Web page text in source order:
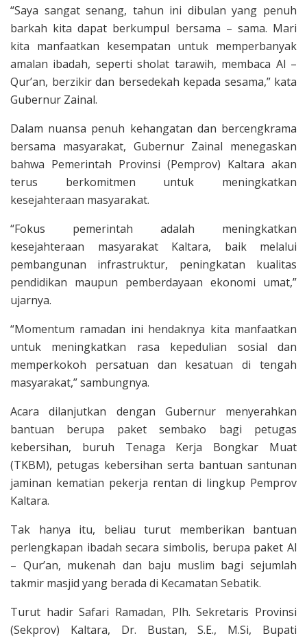
“Saya sangat senang, tahun ini dibulan yang penuh
barkah kita dapat berkumpul bersama – sama. Mari
kita manfaatkan kesempatan untuk memperbanyak
amalan ibadah, seperti sholat tarawih, membaca Al –
Qur’an, berzikir dan bersedekah kepada sesama,” kata
Gubernur Zainal.
Dalam nuansa penuh kehangatan dan bercengkrama
bersama masyarakat, Gubernur Zainal menegaskan
bahwa Pemerintah Provinsi (Pemprov) Kaltara akan
terus berkomitmen untuk meningkatkan
kesejahteraan masyarakat.
“Fokus pemerintah adalah meningkatkan
kesejahteraan masyarakat Kaltara, baik melalui
pembangunan infrastruktur, peningkatan kualitas
pendidikan maupun pemberdayaan ekonomi umat,”
ujarnya.
“Momentum ramadan ini hendaknya kita manfaatkan
untuk meningkatkan rasa kepedulian sosial dan
memperkokoh persatuan dan kesatuan di tengah
masyarakat,” sambungnya.
Acara dilanjutkan dengan Gubernur menyerahkan
bantuan berupa paket sembako bagi petugas
kebersihan, buruh Tenaga Kerja Bongkar Muat
(TKBM), petugas kebersihan serta bantuan santunan
jaminan kematian pekerja rentan di lingkup Pemprov
Kaltara.
Tak hanya itu, beliau turut memberikan bantuan
perlengkapan ibadah secara simbolis, berupa paket Al
– Qur’an, mukenah dan baju muslim bagi sejumlah
takmir masjid yang berada di Kecamatan Sebatik.
Turut hadir Safari Ramadan, Plh. Sekretaris Provinsi
(Sekprov) Kaltara, Dr. Bustan, S.E., M.Si, Bupati